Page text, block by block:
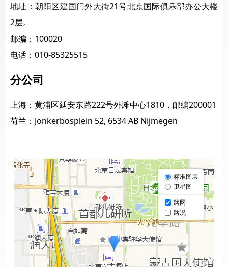
地址：朝阳区建国门外大街21号北京国际俱乐部办公大楼
2层。
邮编：100020
电话：010-85325515
分公司
上海：黄浦区延安东路222号外滩中心1810，邮编200001
荷兰：Jonkerbosplein 52, 6534 AB Nijmegen